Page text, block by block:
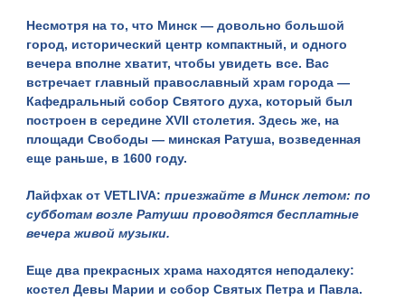
Несмотря на то, что Минск — довольно большой
город, исторический центр компактный, и одного
вечера вполне хватит, чтобы увидеть все. Вас
встречает главный православный храм города —
Кафедральный собор Святого духа, который был
построен в середине XVII столетия. Здесь же, на
площади Свободы — минская Ратуша, возведенная
еще раньше, в 1600 году.
Лайфхак от VETLIVA: приезжайте в Минск летом: по
субботам возле Ратуши проводятся бесплатные
вечера живой музыки.
Еще два прекрасных храма находятся неподалеку:
костел Девы Марии исобор Святых Петра и Павла.